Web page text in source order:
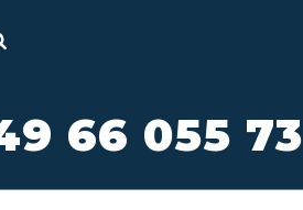
66 055 73